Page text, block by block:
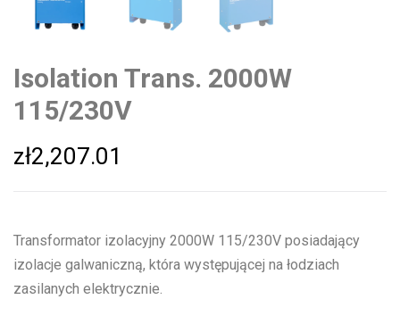
Isolation Trans. 2000W
115/230V
zł2,207.01
Transformator izolacyjny 2000W 115/230V posiadający
izolacje galwaniczną, która występującej na łodziach
zasilanych elektrycznie.